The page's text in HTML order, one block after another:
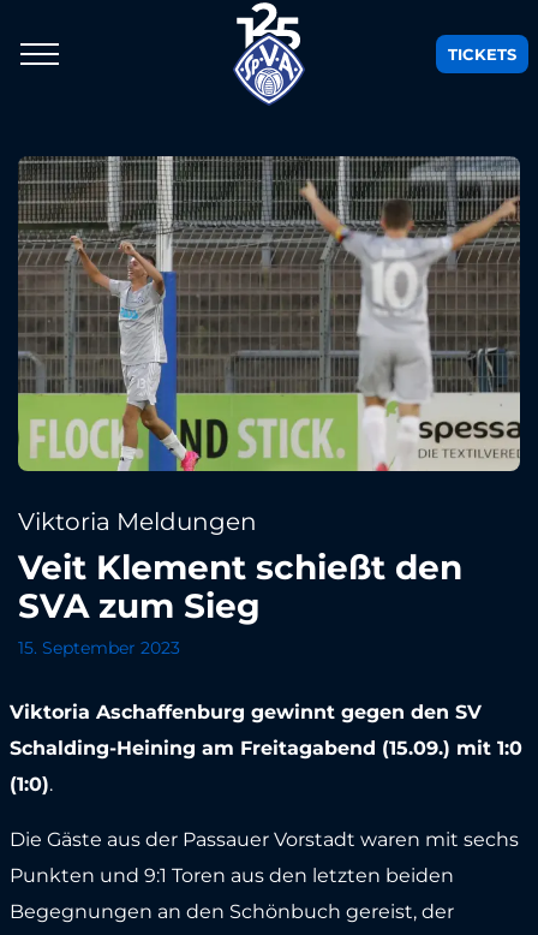
TICKETS
Viktoria Meldungen
Veit Klement schießt den
SVA zum Sieg
15. September 2023
Viktoria Aschaffenburg gewinnt gegen den SV
Schalding-Heining am Freitagabend (15.09.) mit 1:0
(1:0).
Die Gäste aus der Passauer Vorstadt waren mit sechs
Punkten und 9:1 Toren aus den letzten beiden
Begegnungen an den Schönbuch gereist, der